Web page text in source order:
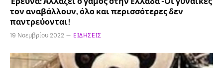
τον αναβάλλουν, όλο και περισσότερες δεν
παντρεύονται!
19 Νοεμβρίου 2022 ΕΙΔΉΣΕΙΣ